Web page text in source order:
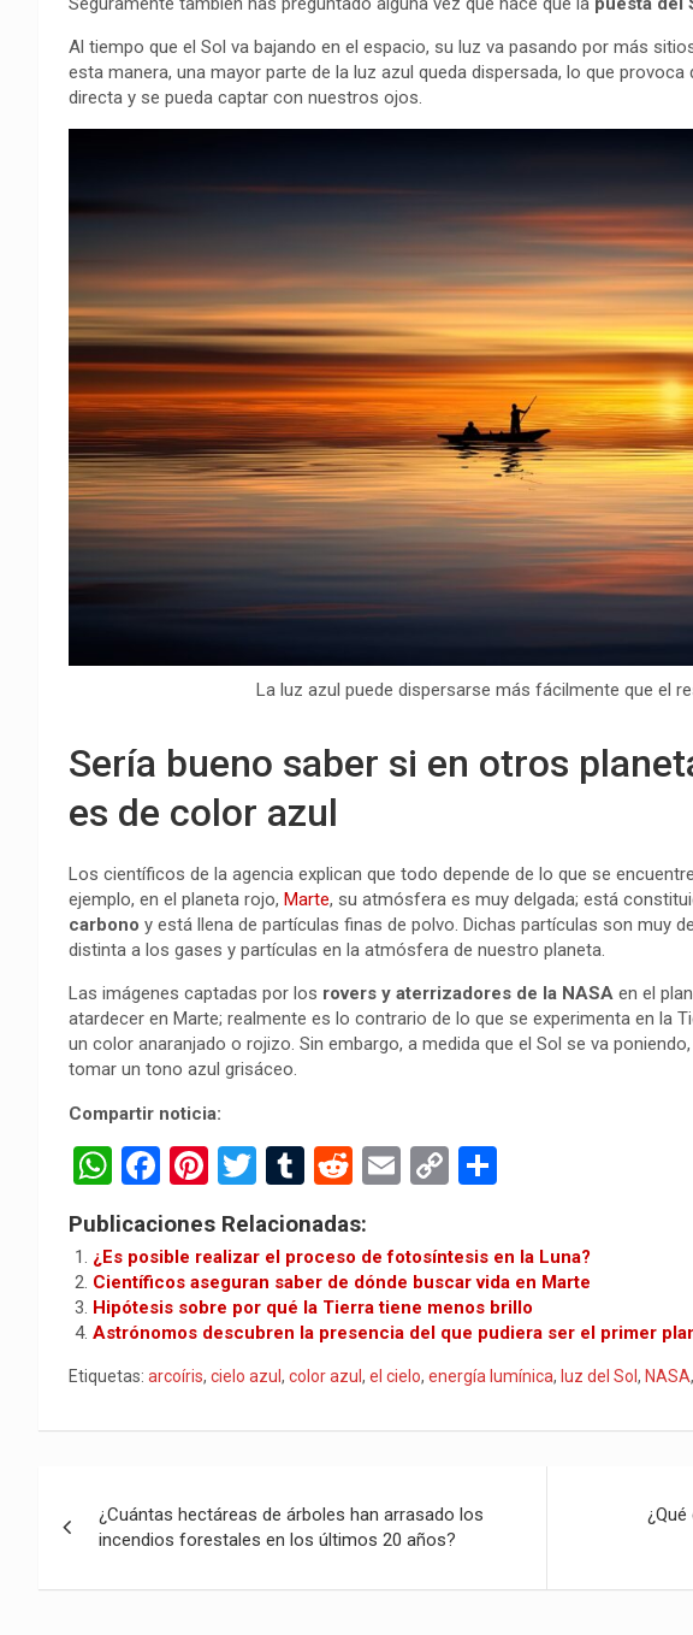
Al tiempo que el Sol va bajando en el espacio, su luz va pasando por más
esta manera, una mayor parte de la luz azul queda dispersada, lo que provoca
directa y se pueda captar con nuestros ojos.
La luz azul puede dispersarse más fácilmente que el
Sería bueno saber si en otros
es de color azul
Los científicos de la agencia explican que todo depende de lo que se
ejemplo, en el planeta rojo, Marte, su atmósfera es muy delgada; está
carbono y está llena de partículas finas de polvo. Dichas partículas son muy
distinta a los gases y partículas en la atmósfera de nuestro planeta.
Las imágenes captadas por los rovers y aterrizadores de la NASA en el
atardecer en Marte; realmente es lo contrario de lo que se experimenta en la
un color anaranjado o rojizo. Sin embargo, a medida que el Sol se va
tomar un tono azul grisáceo.
Compartir noticia:
W
h
at
s
A
p
p
F
a
ce
b
o
k
Pi
nt
er
es
t
T
wi
tt
er
T
m
bl
r
R
d
di
t
E
ail
C
py
Li
n
k
m
p
ar
tir
Publicaciones Relacionadas:
¿Es posible realizar el proceso de fotosíntesis en la Luna?
Científicos aseguran saber de dónde buscar vida en Marte
Hipótesis sobre por qué la Tierra tiene menos brillo
Astrónomos descubren la presencia del que pudiera ser el primer
Etiquetas: arcoíris, cielo azul , color azul , el cielo, energía lumínica, luz del Sol , NASA,
de
entradas
¿Cuántas hectáreas de árboles han arrasado los
incendios forestales en los últimos 20 años?